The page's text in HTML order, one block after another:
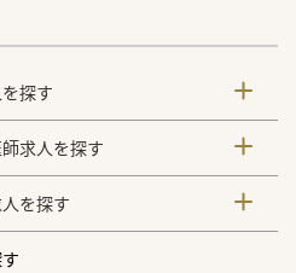
探す
求人を探す
を探す